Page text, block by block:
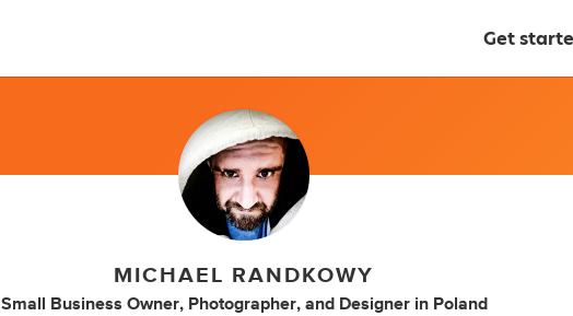
Get
MICHAEL RANDKOWY
Small Business Owner, Photographer, and Designer in Poland